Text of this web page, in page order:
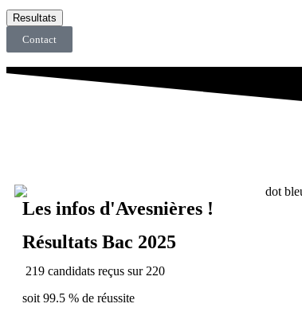
Resultats
Contact
Les infos d'Avesnières !
Résultats Bac 2025
219 candidats reçus sur 220
soit 99.5 % de réussite